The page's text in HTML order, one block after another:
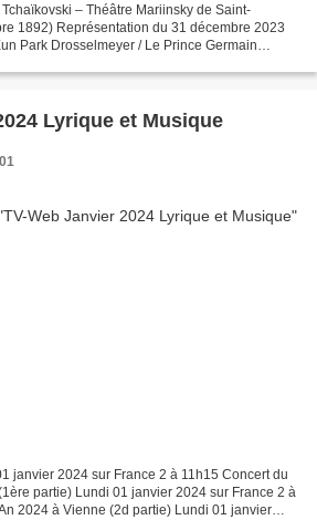
– Théâtre Mariinsky de Saint-
1892) Représentation du 31 décembre 2023
Park Drosselmeyer / Le Prince Germain
Lyrique et Musique
janvier 2024 sur France 2 à 11h15 Concert du
partie) Lundi 01 janvier 2024 sur France 2 à
2024 à Vienne (2d partie) Lundi 01 janvier